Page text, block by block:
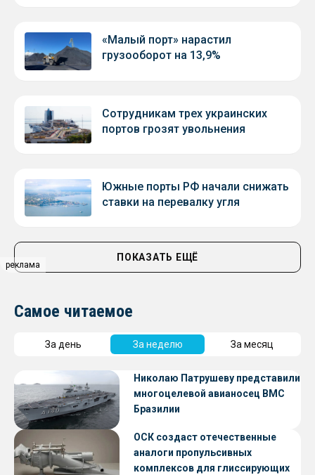
реклама
«Малый порт» нарастил
грузооборот на 13,9%
Сотрудникам трех украинских
портов грозят увольнения
Южные порты РФ начали снижать
ставки на перевалку угля
ПОКАЗАТЬ ЕЩЁ
Самое читаемое
За день За неделю За месяц
Николаю Патрушеву представили
многоцелевой авианосец ВМС
Бразилии
ОСК создаст отечественные
аналоги пропульсивных
комплексов для глиссирующих